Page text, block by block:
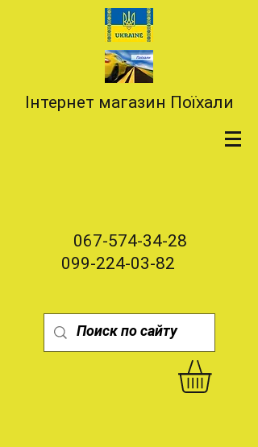
Інтернет магазин Поїхали
067-574-34-28
099-224-03-82